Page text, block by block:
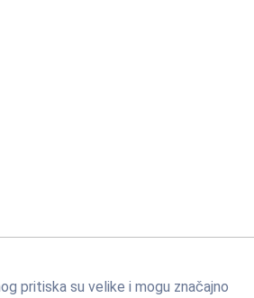
pritiska su velike i mogu značajno